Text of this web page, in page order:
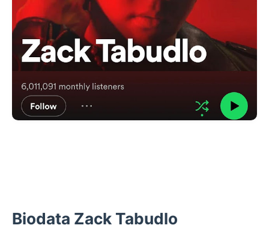
Biodata Zack Tabudlo